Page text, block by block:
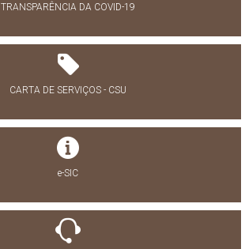
TRANSPARÊNCIA DA COVID-19
CARTA DE SERVIÇOS - CSU
e-SIC